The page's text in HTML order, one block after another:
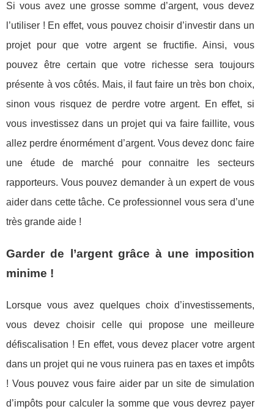
Si vous avez une grosse somme d’argent, vous devez
l’utiliser ! En effet, vous pouvez choisir d’investir dans un
projet pour que votre argent se fructifie. Ainsi, vous
pouvez être certain que votre richesse sera toujours
présente à vos côtés. Mais, il faut faire un très bon choix,
sinon vous risquez de perdre votre argent. En effet, si
vous investissez dans un projet qui va faire faillite, vous
allez perdre énormément d’argent. Vous devez donc faire
une étude de marché pour connaitre les secteurs
rapporteurs. Vous pouvez demander à un expert de vous
aider dans cette tâche. Ce professionnel vous sera d’une
très grande aide !
Garder de l’argent grâce à une imposition
minime !
Lorsque vous avez quelques choix d’investissements,
vous devez choisir celle qui propose une meilleure
défiscalisation ! En effet, vous devez placer votre argent
dans un projet qui ne vous ruinera pas en taxes et impôts
! Vous pouvez vous faire aider par un site de simulation
d’impôts pour calculer la somme que vous devrez payer